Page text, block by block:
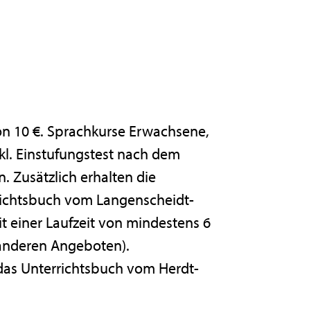
10 €. Sprachkurse Erwachsene,
Einstufungstest nach dem
Zusätzlich erhalten die
vom Langenscheidt-
einer Laufzeit von mindestens 6
Angeboten).
Unterrichtsbuch vom Herdt-